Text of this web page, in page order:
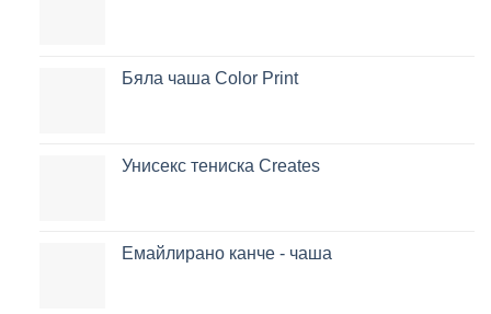
Бяла чаша Color Print
Унисекс тениска Creates
Емайлирано канче - чаша